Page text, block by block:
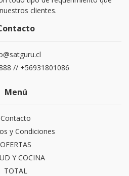
clientes.
// +56931801086
Menú
Contacto
y Condiciones
OFERTAS
Y COCINA
TOTAL